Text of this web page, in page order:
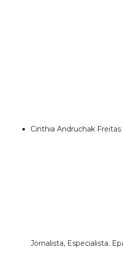
Cinthia Andruchak Freitas
Jornalista, Especialista.